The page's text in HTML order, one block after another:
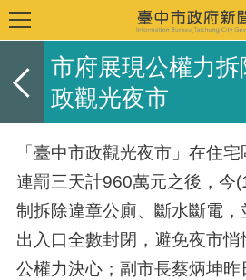
市府展現公權力拆
政觀光夜市
「臺中市政觀光夜市」在住
連罰三天計960萬元之後，今
制拆除違章公廁、斷水斷電
出入口全數封閉，避免夜市
公權力決心；副市長蔡炳坤